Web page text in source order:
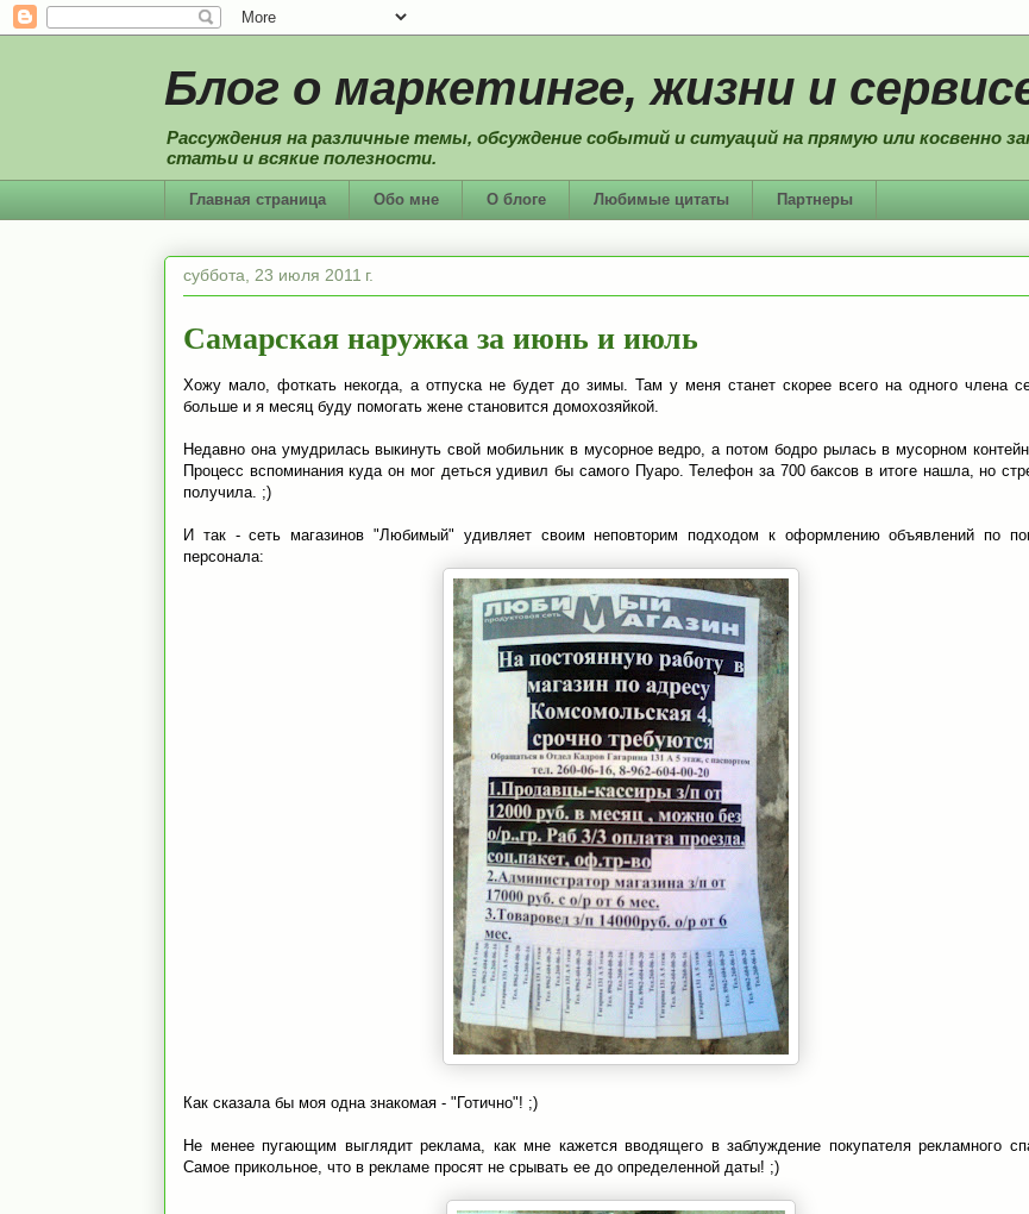
Блог о маркетинге, жизни и
Рассуждения на различные темы, обсуждение событий и ситуаций на прямую или косвенно
статьи и всякие полезности.
Главная страница Обо мне О блоге Любимые цитаты Партнеры
суббота, 23 июля 2011 г.
Самарская наружка за июнь и июль
Хожу мало, фоткать некогда, а отпуска не будет до зимы. Там у меня станет скорее всего на одного члена
больше и я месяц буду помогать жене становится домохозяйкой.
Недавно она умудрилась выкинуть свой мобильник в мусорное ведро, а потом бодро рылась в мусорном
Процесс вспоминания куда он мог деться удивил бы самого Пуаро. Телефон за 700 баксов в итоге нашла, но
получила. ;)
И так - сеть магазинов "Любимый" удивляет своим неповторим подходом к оформлению объявлений по
персонала:
Как сказала бы моя одна знакомая - "Готично"! ;)
Не менее пугающим выглядит реклама, как мне кажется вводящего в заблуждение покупателя рекламного
Самое прикольное, что в рекламе просят не срывать ее до определенной даты! ;)